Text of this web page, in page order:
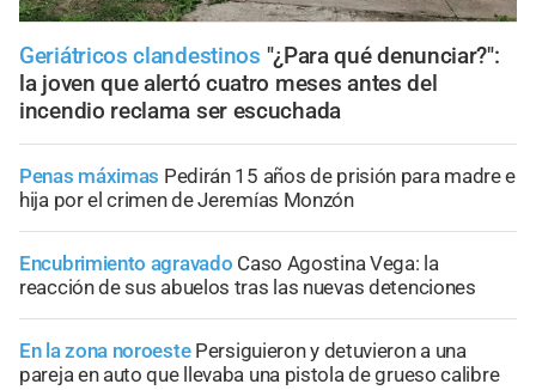
Geriátricos clandestinos "¿Para qué denunciar?":
la joven que alertó cuatro meses antes del
incendio reclama ser escuchada
Penas máximas Pedirán 15 años de prisión para madre e
hija por el crimen de Jeremías Monzón
Encubrimiento agravado Caso Agostina Vega: la
reacción de sus abuelos tras las nuevas detenciones
En la zona noroeste Persiguieron y detuvieron a una
pareja en auto que llevaba una pistola de grueso calibre